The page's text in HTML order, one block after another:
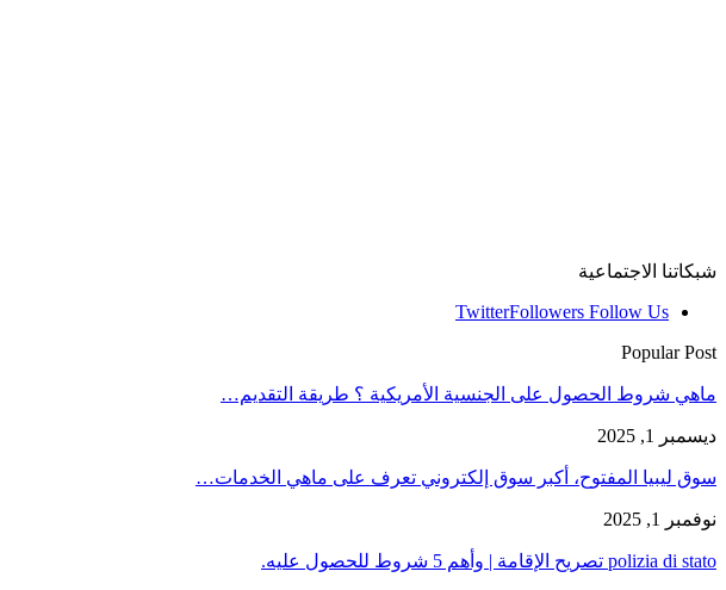
شبكاتنا الاجتماعية
TwitterFollowers Follow Us
Popular Post
ماهي شروط الحصول على الجنسية الأمريكية ؟ طريقة التقديم…
ديسمبر 1, 2025
سوق ليبيا المفتوح، أكبر سوق إلكتروني تعرف على ماهي الخدمات…
نوفمبر 1, 2025
polizia di stato تصريح الإقامة | وأهم 5 شروط للحصول عليه.